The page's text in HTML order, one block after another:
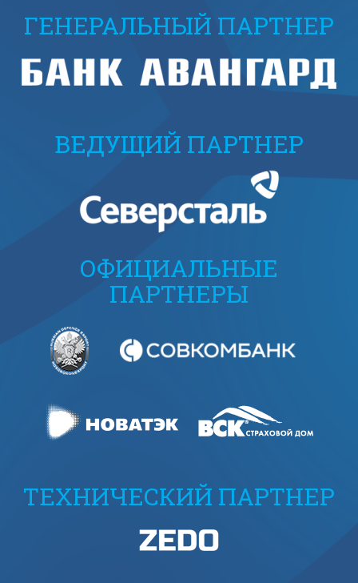
ГЕНЕРАЛЬНЫЙ ПАРТНЕР
ВЕДУЩИЙ ПАРТНЕР
ОФИЦИАЛЬНЫЕ
ПАРТНЕРЫ
ТЕХНИЧЕСКИЙ ПАРТНЕР